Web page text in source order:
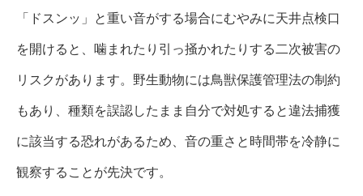
「ドスンッ」と重い音がする場合にむやみに天井点検口
を開けると、噛まれたり引っ掻かれたりする二次被害の
リスクがあります。野生動物には鳥獣保護管理法の制約
もあり、種類を誤認したまま自分で対処すると違法捕獲
に該当する恐れがあるため、音の重さと時間帯を冷静に
観察することが先決です。